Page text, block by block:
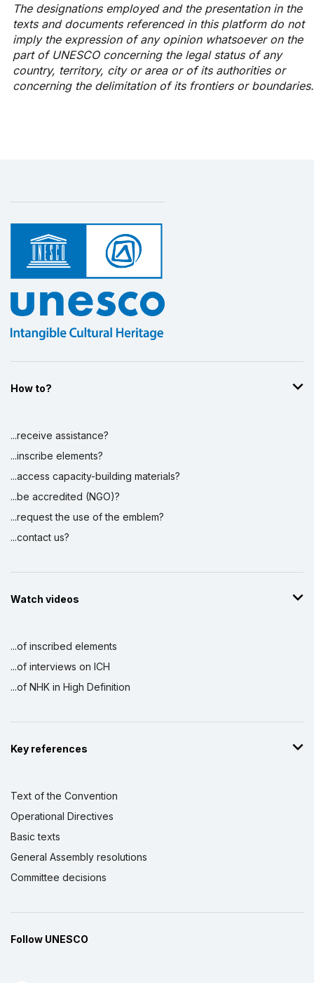
The designations employed and the presentation in the
texts and documents referenced in this platform do not
imply the expression of any opinion whatsoever on the
part of UNESCO concerning the legal status of any
country, territory, city or area or of its authorities or
concerning the delimitation of its frontiers or boundaries.
How to?
...receive assistance?
...inscribe elements?
...access capacity-building materials?
...be accredited (NGO)?
...request the use of the emblem?
...contact us?
Watch videos
...of inscribed elements
...of interviews on ICH
...of NHK in High Definition
Key references
Text of the Convention
Operational Directives
Basic texts
General Assembly resolutions
Committee decisions
Follow UNESCO